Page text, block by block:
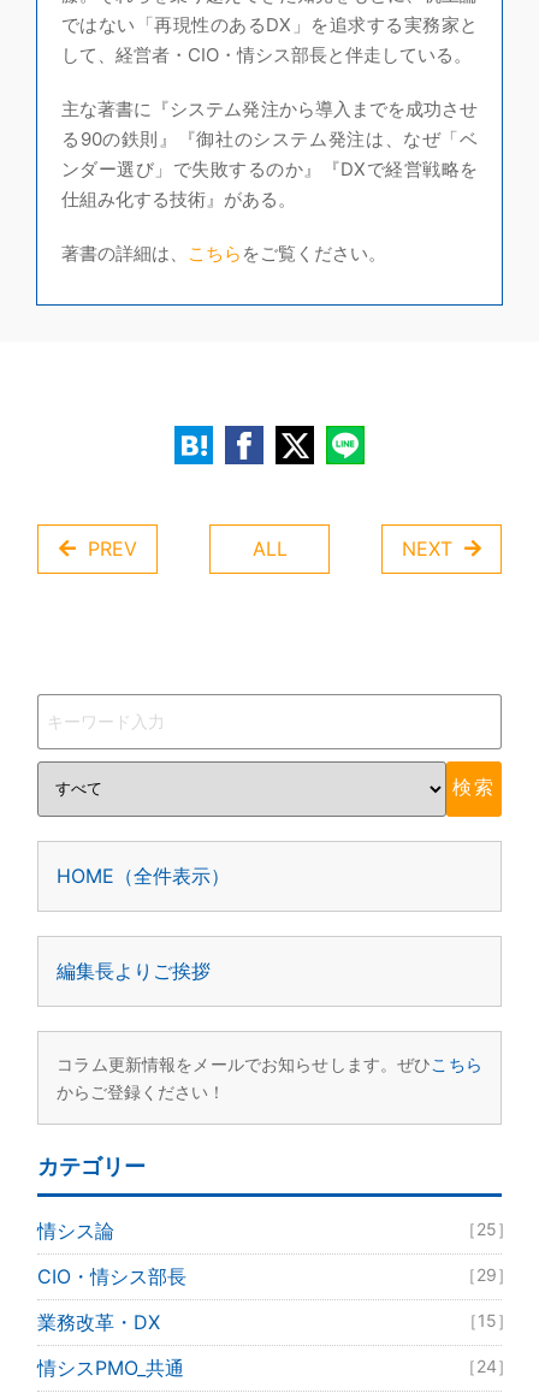
ではない「再現性のあるDX」を追求する実務家と
して、経営者・CIO・情シス部長と伴走している。
主な著書に『システム発注から導入までを成功させ
る90の鉄則』『御社のシステム発注は、なぜ「ベ
ンダー選び」で失敗するのか』『DXで経営戦略を
仕組み化する技術』がある。
著書の詳細は、 こちら をご覧ください。
PREV ALL NEXT
HOME（全件表示）
編集長よりご挨拶
コラム更新情報をメールでお知らせします。ぜひこちら
からご登録ください！
カテゴリー
情シス論 ［25］
CIO・情シス部長 ［29］
業務改革・DX ［15］
情シスPMO_共通 ［24］